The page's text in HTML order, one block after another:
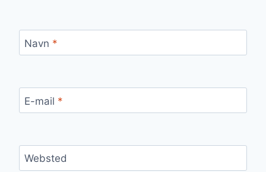
Navn *
E-mail *
Websted